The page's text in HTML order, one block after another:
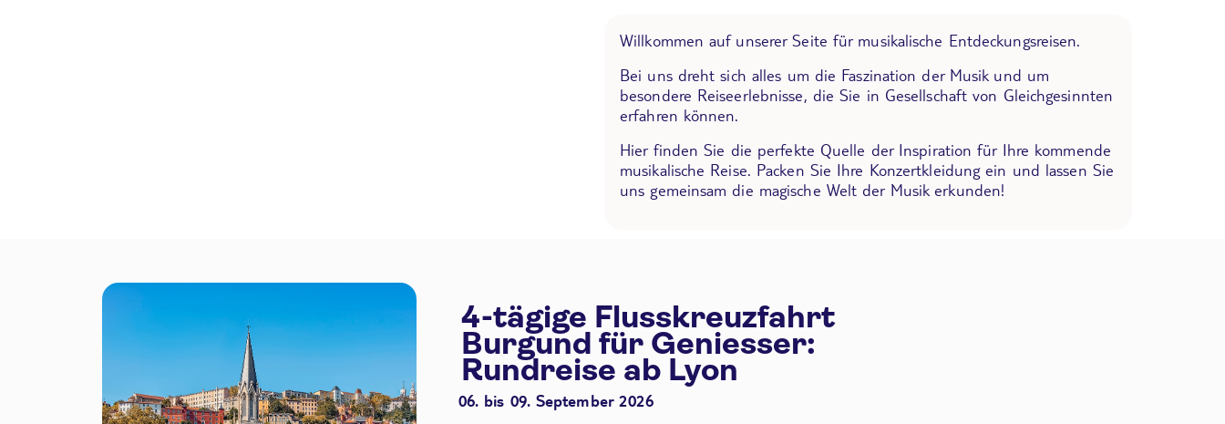
Willkommen auf unserer Seite für musikalische Entdeckungsreisen.
Bei uns dreht sich alles um die Faszination der Musik und um
besondere Reiseerlebnisse, die Sie in Gesellschaft von Gleichgesinnten
erfahren können.
Hier finden Sie die perfekte Quelle der Inspiration für Ihre kommende
musikalische Reise. Packen Sie Ihre Konzertkleidung ein und lassen Sie
uns gemeinsam die magische Welt der Musik erkunden!
4-tägige Flusskreuzfahrt
Burgund für Geniesser:
Rundreise ab Lyon
06. bis 09. September 2026